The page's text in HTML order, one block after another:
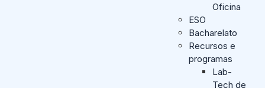
Oficina
ESO
Bacharelato
Recursos e
programas
Lab-
Tech de